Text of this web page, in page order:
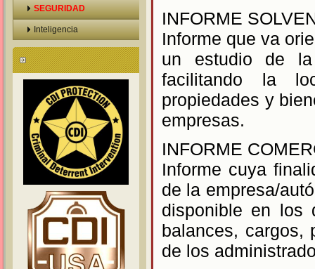
Personales
SEGURIDAD
Inteligencia
INFORME
Informe que va
un estudio de la
facilitando la
propiedades y
empresas.
INFORME
Informe cuya
de la empresa/
disponible en los
balances, cargos,
de los